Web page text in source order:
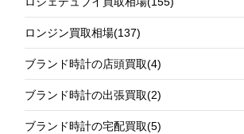
ロンジン買取相場(137)
ブランド時計の店頭買取(4)
ブランド時計の出張買取(2)
ブランド時計の宅配買取(5)